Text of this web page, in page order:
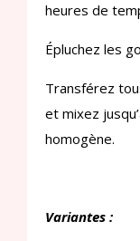
heures de
Épluchez les
Transférez
et mixez
homogène.
Variantes :